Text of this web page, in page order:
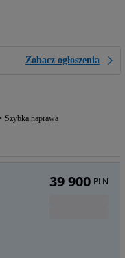
Zobacz ogłoszenia
Szybka naprawa
39 900 PLN